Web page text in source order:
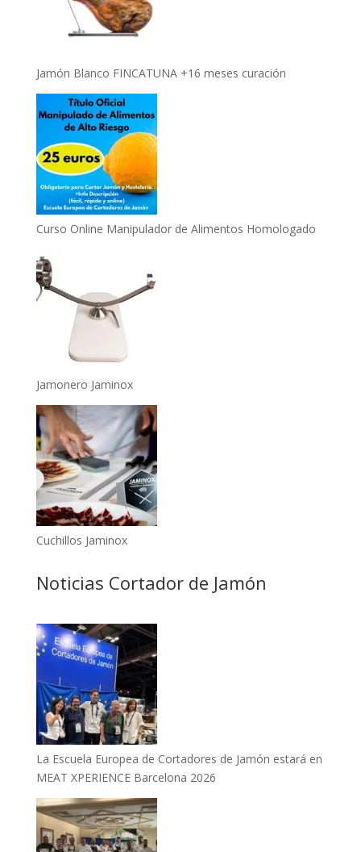
Jamón Blanco FINCATUNA +16 meses curación
Curso Online Manipulador de Alimentos Homologado
Jamonero Jaminox
Cuchillos Jaminox
Noticias Cortador de Jamón
La Escuela Europea de Cortadores de Jamón estará en
MEAT XPERIENCE Barcelona 2026